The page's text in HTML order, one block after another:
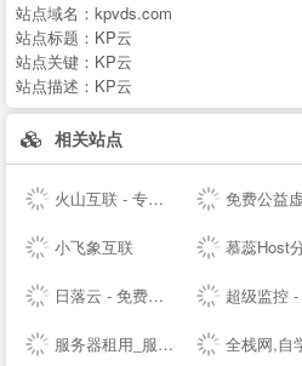
站点域名： kpvds.com
站点标题： KP云
站点关键： KP云
站点描述： KP云
相关站点
火山互联 - 专注Linux应用,弹性云主机 - 四川火山互联信息科技有限责任公司 免费公益虚拟主机|雷电云互联-公益挂机宝_公益vps挂机宝_公益云电脑_3元挂机宝_4元挂机宝_低价挂机宝_低价云电脑
小飞象互联 慕蕊Host
日落云 - 免费云服务器免费主机专注优质云服务 超级监控 - 网站服务器数据监
服务器租用_服务器托管_虚拟主机_云主机_vps-紫田网络 全栈网,自学一个全